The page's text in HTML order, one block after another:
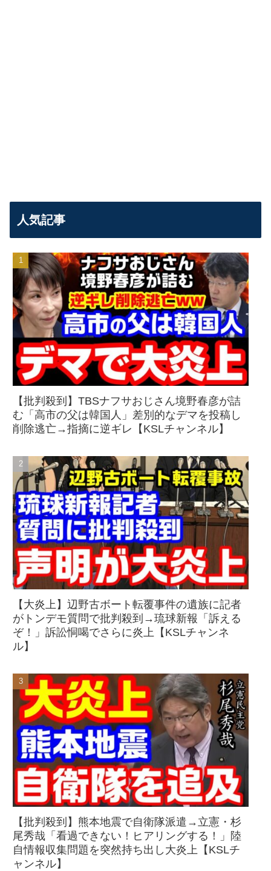
人気記事
【批判殺到】TBSナフサおじさん境野春彦が詰
む「高市の父は韓国人」差別的なデマを投稿し
削除逃亡→指摘に逆ギレ【KSLチャンネル】
【大炎上】辺野古ボート転覆事件の遺族に記者
がトンデモ質問で批判殺到→琉球新報「訴える
ぞ！」訴訟恫喝でさらに炎上【KSLチャンネ
ル】
【批判殺到】熊本地震で自衛隊派遣→立憲・杉
尾秀哉「看過できない！ヒアリングする！」陸
自情報収集問題を突然持ち出し大炎上【KSLチ
ャンネル】